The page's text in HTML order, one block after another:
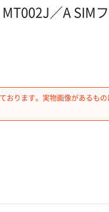
／A SIM
おります。実物画像があるもの